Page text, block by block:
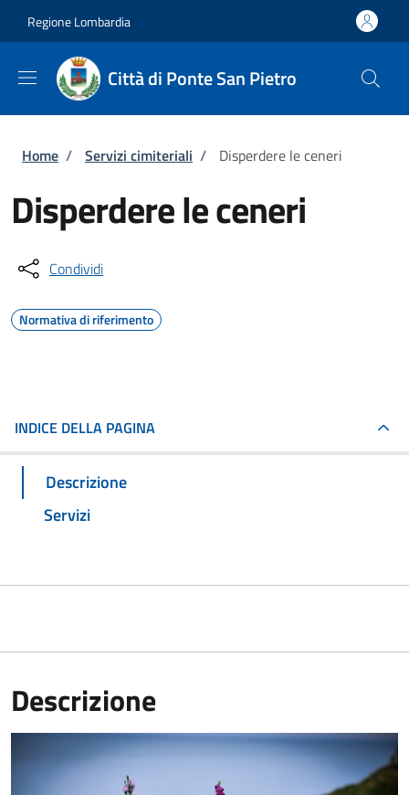
Regione Lombardia
Città di Ponte San Pietro
Briciole di pane
Home / Servizi cimiteriali / Disperdere le ceneri
Disperdere le ceneri
Condividi
Normativa di riferimento
INDICE DELLA PAGINA
Descrizione
Servizi
Descrizione